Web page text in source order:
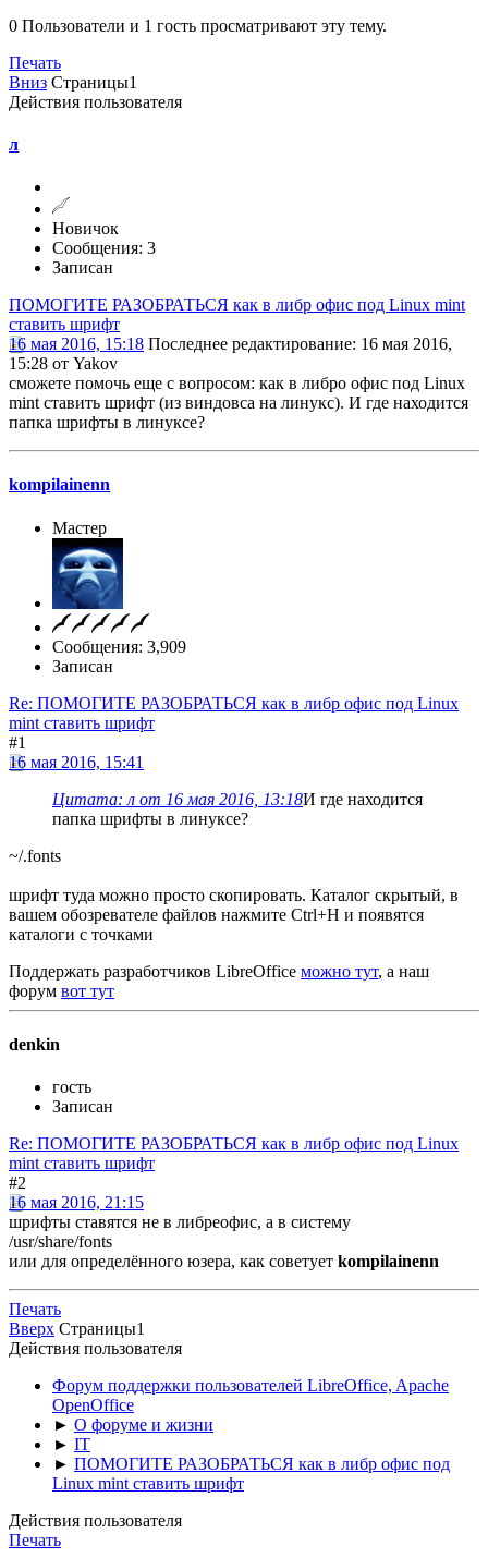
0 Пользователи и 1 гость просматривают эту тему.
Печать
Вниз Страницы1
Действия пользователя
л
Новичок
Сообщения: 3
Записан
ПОМОГИТЕ РАЗОБРАТЬСЯ как в либр офис под Linux mint
ставить шрифт
16 мая 2016, 15:18 Последнее редактирование: 16 мая 2016,
15:28 от Yakov
сможете помочь еще с вопросом: как в либро офис под Linux
mint ставить шрифт (из виндовса на линукс). И где находится
папка шрифты в линуксе?
kompilainenn
Мастер
Сообщения: 3,909
Записан
Re: ПОМОГИТЕ РАЗОБРАТЬСЯ как в либр офис под Linux
mint ставить шрифт
#1
16 мая 2016, 15:41
Цитата: л от 16 мая 2016, 13:18И где находится
папка шрифты в линуксе?
~/.fonts
шрифт туда можно просто скопировать. Каталог скрытый, в
вашем обозревателе файлов нажмите Ctrl+H и появятся
каталоги с точками
Поддержать разработчиков LibreOffice можно тут, а наш
форум вот тут
denkin
гость
Записан
Re: ПОМОГИТЕ РАЗОБРАТЬСЯ как в либр офис под Linux
mint ставить шрифт
#2
16 мая 2016, 21:15
шрифты ставятся не в либреофис, а в систему
/usr/share/fonts
или для определённого юзера, как советует kompilainenn
Печать
Вверх Страницы1
Действия пользователя
Форум поддержки пользователей LibreOffice, Apache
OpenOffice
► О форуме и жизни
► IT
► ПОМОГИТЕ РАЗОБРАТЬСЯ как в либр офис под
Linux mint ставить шрифт
Действия пользователя
Печать